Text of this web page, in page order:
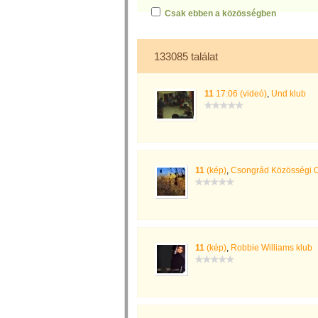
Csak ebben a közösségben
133085 találat
11 17:06 (videó), Und klub
11 (kép), Csongrád Közösségi
11 (kép), Robbie Williams klub